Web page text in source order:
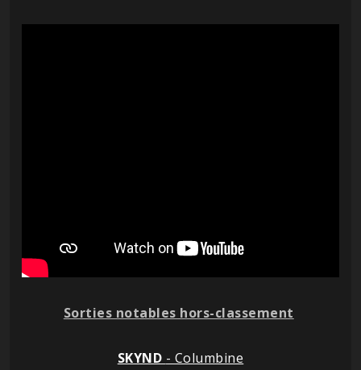
Sorties notables hors-classement
SKYND - Columbine